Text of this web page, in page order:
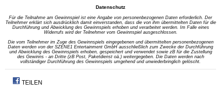
Datenschutz
Für die Teilnahme am Gewinnspiel ist eine Angabe von personenbezogenen Daten erforderlich. Der
Teilnehmer erklärt sich ausdrücklich damit einverstanden, dass die von ihm übermittelten Daten für die
Durchführung und Abwicklung des Gewinnspiels erhoben und verarbeitet werden. Im Falle eines
Widerrufs wird der Teilnehmer vom Gewinnspiel ausgeschlossen.
Die vom Teilnehmer im Zuge des Gewinnspiels eingegebenen und übermittelten personenbezogenen
Daten werden von der SZENE1 Entertainment GmbH ausschließlich zum Zwecke der Durchführung
und Abwicklung des Gewinnspiels erhoben, gespeichert und verwendet sowie zB für die Zustellung
des Gewinns - an Dritte (zB Post, Paketdienst oä.) weitergegeben. Die Daten werden nach
vollständiger Durchführung des Gewinnspiels umgehend und unwiederbringlich gelöscht.
TEILEN